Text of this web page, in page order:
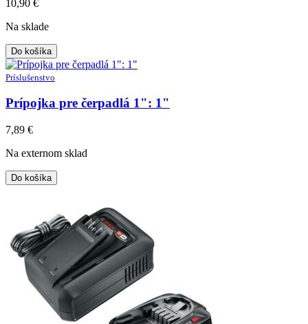
10,90 €
Na sklade
Do košíka
Príslušenstvo
Prípojka pre čerpadlá 1": 1"
7,89 €
Na externom sklad
Do košíka